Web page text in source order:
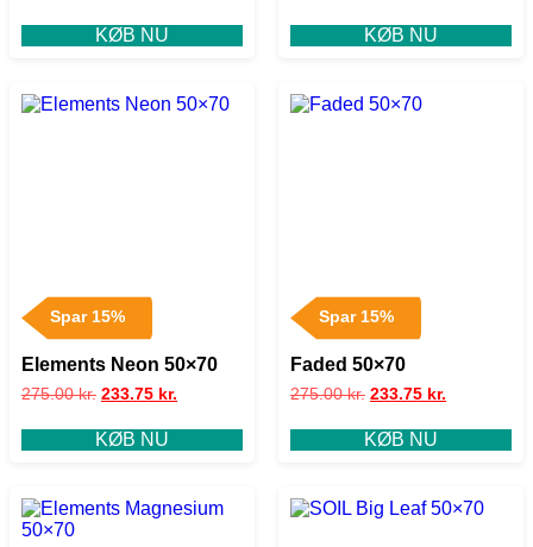
KØB NU KØB NU
Spar 15%
Elements Neon 50×70
275.00kr. 233.75 kr.
KØB NU
Spar 15%
Faded 50×70
275.00kr. 233.75 kr.
KØB NU